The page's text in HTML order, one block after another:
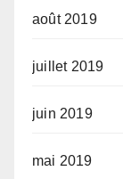
août 2019
juillet 2019
juin 2019
mai 2019